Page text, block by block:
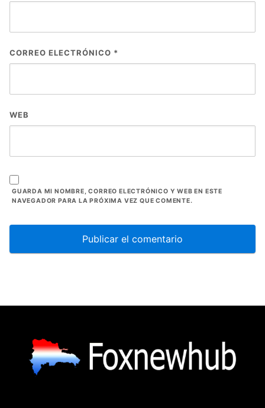
CORREO ELECTRÓNICO *
WEB
GUARDA MI NOMBRE, CORREO ELECTRÓNICO Y WEB EN ESTE
NAVEGADOR PARA LA PRÓXIMA VEZ QUE COMENTE.